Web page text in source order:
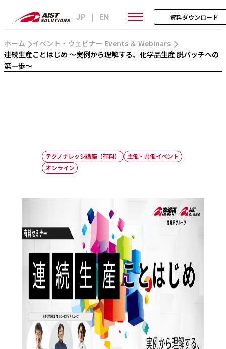
JP | EN 資料ダウンロード
ホーム
イベント・ウェビナー Events ＆ Webinars
連続生産ことはじめ ～実例から理解する、化学品生産 脱バッチへの
第一歩～
テクノナレッジ講座（有料）
主催・共催イベント
オンライン